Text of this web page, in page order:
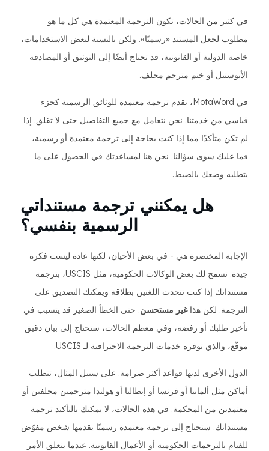
في كثير من الحالات، تكون الترجمة المعتمدة هي كل ما هو
مطلوب لجعل المستند «رسميًا». ولكن بالنسبة لبعض الاستخدامات،
خاصة الدولية أو القانونية، قد تحتاج أيضًا إلى التوثيق أو المصادقة
الأبوستيل أو ختم مترجم محلف.
في MotaWord، نقدم ترجمة معتمدة للوثائق الرسمية كجزء
قياسي من خدمتنا. نحن نتعامل مع جميع التفاصيل حتى لا تقلق. إذا
لم تكن متأكدًا مما إذا كنت بحاجة إلى ترجمة معتمدة أو رسمية،
فما عليك سوى سؤالنا. نحن هنا لمساعدتك في الحصول على ما
يتطلبه وضعك بالضبط.
هل يمكنني ترجمة مستنداتي
الرسمية بنفسي؟
الإجابة المختصرة هي - في بعض الأحيان، لكنها عادة ليست فكرة
جيدة. تسمح لك بعض الوكالات الحكومية، مثل USCIS، بترجمة
مستنداتك إذا كنت تتحدث اللغتين بطلاقة ويمكنك التصديق على
الترجمة. لكن هذا غير مستحسن. حتى الخطأ الصغير قد يتسبب في
تأخير طلبك أو رفضه، وفي معظم الحالات، ستحتاج إلى بيان دقيق
موقّع، والذي توفره خدمات الترجمة الاحترافية لـ USCIS.
الدول الأخرى لديها قواعد أكثر صرامة. على سبيل المثال، تتطلب
أماكن مثل ألمانيا أو فرنسا أو إيطاليا أو هولندا مترجمين محلفين أو
معتمدين من المحكمة. في هذه الحالات، لا يمكنك بالتأكيد ترجمة
مستنداتك. ستحتاج إلى ترجمة معتمدة رسميًا يقدمها شخص مفوّض
للقيام بالترجمات الحكومية أو الأعمال القانونية. عندما يتعلق الأمر